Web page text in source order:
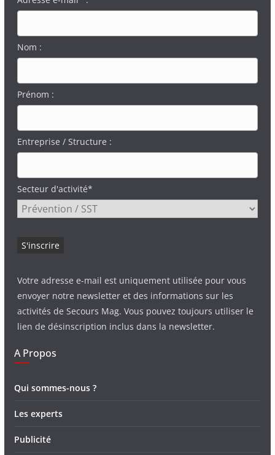
Nom :
Prénom :
Entreprise / Structure :
Secteur d'activité*
Votre adresse e-mail est uniquement utilisée pour vous
envoyer notre newsletter et des informations sur les
activités de Secours Mag. Vous pouvez toujours utiliser le
lien de désinscription inclus dans la newsletter.
A Propos
Qui sommes-nous ?
Les experts
Publicité